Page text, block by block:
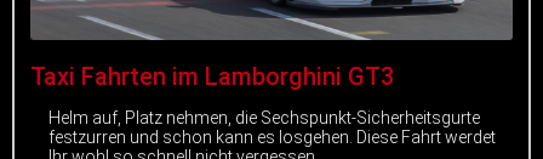
Taxi Fahrten im Lamborghini GT3
Helm auf, Platz nehmen, die Sechspunkt-Sicherheitsgurte
festzurren und schon kann es losgehen. Diese Fahrt werdet